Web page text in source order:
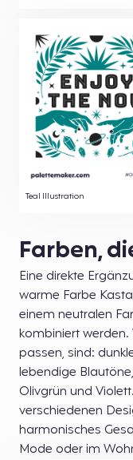
Teal Illustration
Farben,
Eine direkte
warme Farbe
einem neutralen
kombiniert werden.
passen, sind:
lebendige
Olivgrün und
verschiedenen
harmonisches
Mode oder im